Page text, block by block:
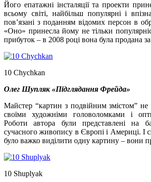
Його епатажні інсталяції та проекти
всьому світі, найбільш популярні і
пов’язані з поданням відомих персон в
«Оно» принесла йому не тільки
прибуток – в 2008 році вона була продана
10 Chychkan
Олег Шупляк «Підглядання Фрейда»
Майстер “картин з подвійним змістом” не
своїми художніми головоломками і
Роботи автора були представлені на
сучасного живопису в Європі і Америці. І
було важко виділити одну картину – вони
10 Shuplyak